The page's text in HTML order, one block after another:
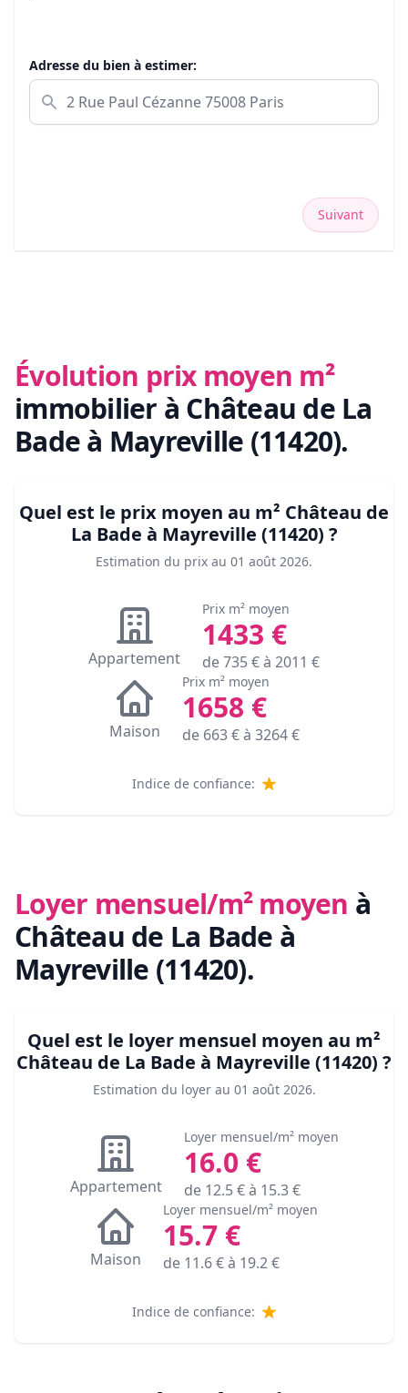
Adresse du bien à estimer:
Suivant
Évolution prix moyen m²
immobilier à Château de La
Bade à Mayreville (11420).
Quel est le prix moyen au m² Château de
La Bade à Mayreville (11420) ?
Estimation du prix au 01 août 2026.
Appartement
Prix m² moyen
1433 €
de735€ à 2011 €
Maison
Prix m² moyen
1658 €
de 663€ à 3264€
Indice de confiance:
Loyer mensuel/m² moyen à
Château de La Bade à
Mayreville (11420).
Quel est le loyer mensuel moyen au m²
Château de La Bade à Mayreville (11420) ?
Estimation du loyer au 01 août 2026.
Appartement
Loyer mensuel/m² moyen
16.0 €
de 12.5€ à 15.3€
Maison
Loyer mensuel/m² moyen
15.7 €
de 11.6€ à 19.2€
Indice de confiance: